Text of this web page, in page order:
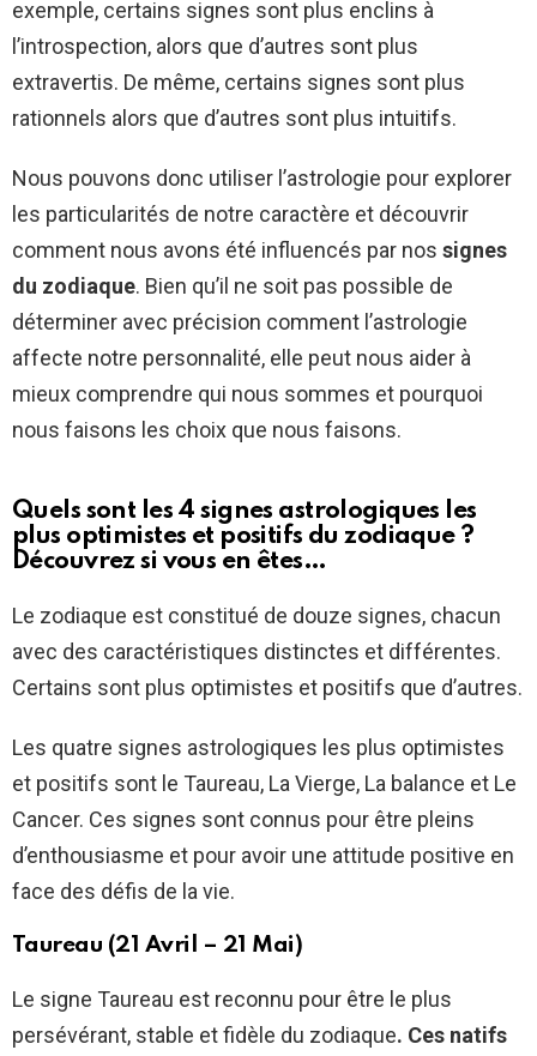
exemple, certains signes sont plus enclins à
l’introspection, alors que d’autres sont plus
extravertis. De même, certains signes sont plus
rationnels alors que d’autres sont plus intuitifs.
Nous pouvons donc utiliser l’astrologie pour explorer
les particularités de notre caractère et découvrir
comment nous avons été influencés par nos signes
du zodiaque. Bien qu’il ne soit pas possible de
déterminer avec précision comment l’astrologie
affecte notre personnalité, elle peut nous aider à
mieux comprendre qui nous sommes et pourquoi
nous faisons les choix que nous faisons.
Quels sont les 4 signes astrologiques les
plus optimistes et positifs du zodiaque ?
Découvrez si vous en êtes…
Le zodiaque est constitué de douze signes, chacun
avec des caractéristiques distinctes et différentes.
Certains sont plus optimistes et positifs que d’autres.
Les quatre signes astrologiques les plus optimistes
et positifs sont le Taureau, La Vierge, La balance et Le
Cancer. Ces signes sont connus pour être pleins
d’enthousiasme et pour avoir une attitude positive en
face des défis de la vie.
Taureau (21 Avril – 21 Mai)
Le signe Taureau est reconnu pour être le plus
persévérant, stable et fidèle du zodiaque. Ces natifs